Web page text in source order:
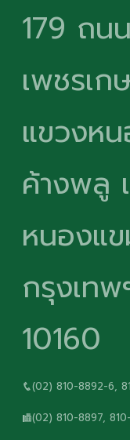
179 ถนน
เพชรเก
แขวงห
ค้างพลู
หนองแ
กรุงเทพ
10160
(02) 810-8892-6,
(02) 810-8897,